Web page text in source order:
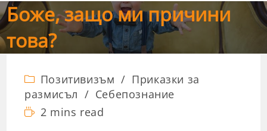
Боже, защо ми причини
това?
Позитивизъм / Приказки за
размисъл / Себепознание
2 mins read